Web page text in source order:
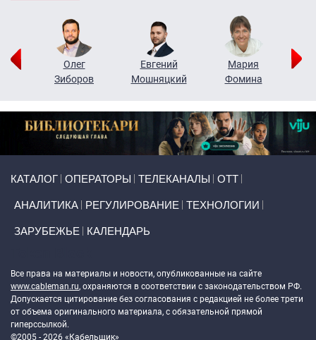
Олег
Зиборов
Евгений
Мошняцкий
Мария
Фомина
КАТАЛОГ ОПЕРАТОРЫ ТЕЛЕКАНАЛЫ ОТТ
АНАЛИТИКА РЕГУЛИРОВАНИЕ ТЕХНОЛОГИИ
ЗАРУБЕЖЬЕ КАЛЕНДАРЬ
Все права на материалы и новости, опубликованные на сайте
www.cableman.ru, охраняются в соответствии с законодательством РФ.
Допускается цитирование без согласования с редакцией не более трети
от объема оригинального материала, с обязательной прямой
гиперссылкой.
©2005 - 2026 «Кабельщик»